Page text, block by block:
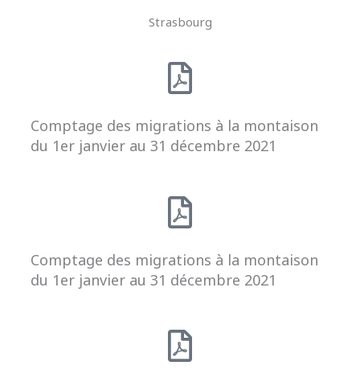
Strasbourg
Comptage des migrations à la montaison
du 1er janvier au 31 décembre 2021
Comptage des migrations à la montaison
du 1er janvier au 31 décembre 2021